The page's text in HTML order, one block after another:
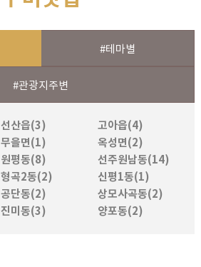
#테마별
#관광지주변
선산읍(3)
고아읍(4)
무을면(1)
옥성면(2)
원평동(8)
선주원남동(14)
형곡2동(2)
신평1동(1)
공단동(2)
상모사곡동(2)
진미동(3) 양포동(2)